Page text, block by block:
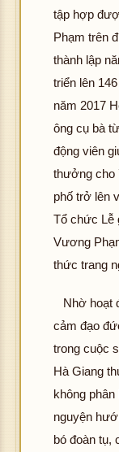
tập hợp
Phạm trên
thành lập
triển lên
năm 2017
ông cụ bà
động viên
thưởng cho
phố trở lên
Tổ chức Lễ
Vương
thức trang
Nhờ hoạt
cảm đạo
trong cuộc
Hà Giang
không
nguyện
bó đoàn tụ,